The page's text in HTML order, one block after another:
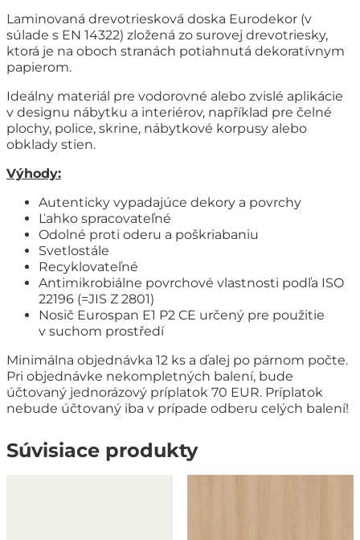
Laminovaná drevotriesková doska Eurodekor (v
súlade s EN 14322) zložená zo surovej drevotriesky,
ktorá je na oboch stranách potiahnutá dekoratívnym
papierom.
Ideálny materiál pre vodorovné alebo zvislé aplikácie
v designu nábytku a interiérov, například pre čelné
plochy, police, skrine, nábytkové korpusy alebo
obklady stien.
Výhody:
Autenticky vypadajúce dekory a povrchy
Ľahko spracovateľné
Odolné proti oderu a poškriabaniu
Svetlostále
Recyklovateľné
Antimikrobiálne povrchové vlastnosti podľa ISO
22196 (=JIS Z 2801)
Nosič Eurospan E1 P2 CE určený pre použitie
v suchom prostředí
Minimálna objednávka 12 ks a ďalej po párnom počte.
Pri objednávke nekompletných balení, bude
účtovaný jednorázový príplatok 70 EUR. Príplatok
nebude účtovaný iba v prípade odberu celých balení!
Súvisiace produkty